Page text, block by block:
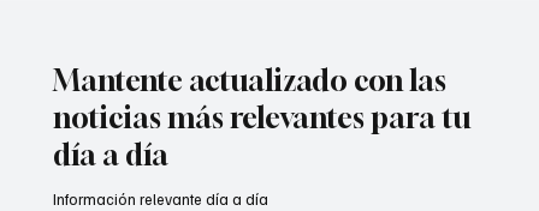
Mantente actualizado con las
noticias más relevantes para tu
día a día
Información relevante día a día